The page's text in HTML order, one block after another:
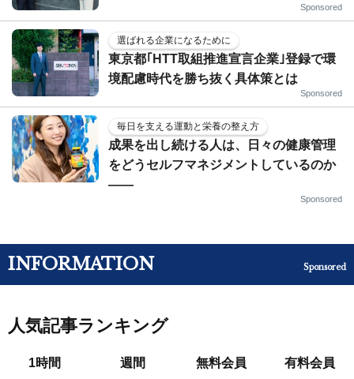
Sponsored
選ばれる企業になるために
東京都｢HTT取組推進宣言企業｣登録で環
境配慮時代を勝ち抜く具体策とは
Sponsored
毎日を支える運動と栄養の整え方
成果を出し続ける人は、日々の健康管理
をどうセルフマネジメントしているのか
——
Sponsored
INFORMATION Sponsored
人気記事ランキング
1時間 週間 無料会員 有料会員